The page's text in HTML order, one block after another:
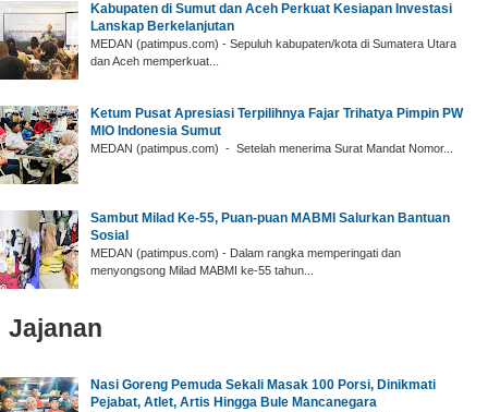
Kabupaten di Sumut dan Aceh Perkuat Kesiapan Investasi
Lanskap Berkelanjutan
MEDAN (patimpus.com) - Sepuluh kabupaten/kota di Sumatera Utara
dan Aceh memperkuat...
‎Ketum Pusat Apresiasi Terpilihnya Fajar Trihatya Pimpin PW
MIO Indonesia Sumut
‎MEDAN (patimpus.com) - Setelah menerima Surat Mandat Nomor...
‎Sambut Milad Ke-55, Puan-puan MABMI Salurkan Bantuan
Sosial
‎MEDAN (patimpus.com) - Dalam rangka memperingati dan
menyongsong Milad MABMI ke-55 tahun...
Jajanan
Nasi Goreng Pemuda Sekali Masak 100 Porsi, Dinikmati
Pejabat, Atlet, Artis Hingga Bule Mancanegara